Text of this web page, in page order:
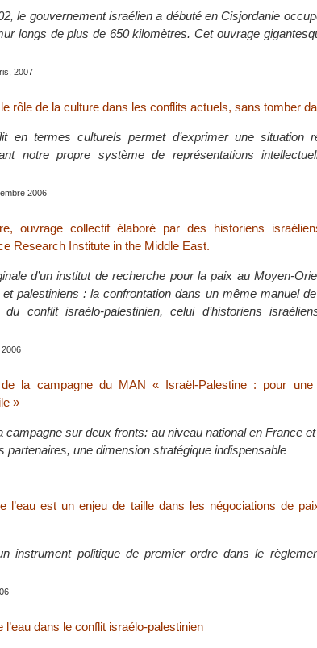
le gouvernement israélien a débuté en Cisjordanie
longs de plus de 650 kilomètres. Cet ouvrage
2007
le rôle de la culture dans les conflits actuels, sans tomber
en termes culturels permet d’exprimer une situation
notre propre système de représentations
2006
ouvrage collectif élaboré par des historiens
Research Institute in the Middle East.
d’un institut de recherche pour la paix au Moyen-
palestiniens : la confrontation dans un même manuel
conflit israélo-palestinien, celui d’historiens
2006
de la campagne du MAN « Israël-Palestine : pour une
»
campagne sur deux fronts: au niveau national en France
partenaires, une dimension stratégique indispensable
l’eau est un enjeu de taille dans les négociations de
instrument politique de premier ordre dans le
l’eau dans le conflit israélo-palestinien